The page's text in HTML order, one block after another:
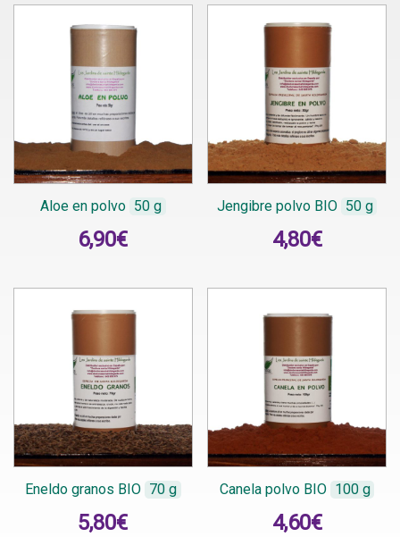
Aloe en polvo 50 g
6,90€
Jengibre polvo BIO 50 g
4,80€
Eneldo granos BIO 70 g
5,80€
Canela polvo BIO 100 g
4,60€